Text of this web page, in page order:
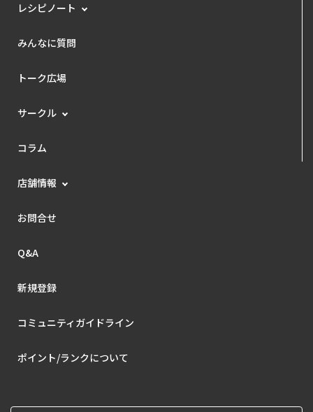
レシピノート
みんなに質問
トーク広場
サークル
コラム
店舗情報
お問合せ
Q&A
新規登録
コミュニティガイドライン
ポイント/ランクについて